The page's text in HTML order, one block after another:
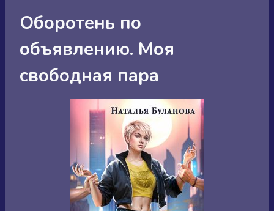
Оборотень по
объявлению. Моя
свободная пара